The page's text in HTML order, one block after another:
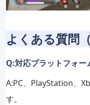
よくある質問
Q:対応プラットフォー
A:PC、PlayStation、
す。